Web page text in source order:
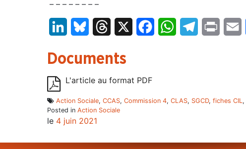
– – – – – – – –
LinkedInBluesky Threads FacebookWhatsAppTelegram
Print
Documents
L'article au format PDF
Action Sociale, CCAS, Commission 4, CLAS, SGCD, fiches CIL ,
Posted in Action Sociale
le 4 juin 2021